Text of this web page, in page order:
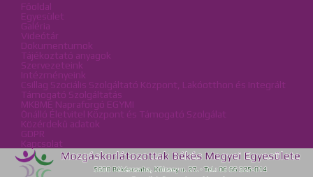
Főoldal
Egyesület
Galéria
Videótár
Dokumentumok
Tájékoztató anyagok
Szervezeteink
Intézményeink
Csillag Szociális Szolgáltató Központ, Lakóotthon és Integrált
Támogató Szolgáltatás
MKBME Napraforgó EGYMI
Önálló Életvitel Központ és Támogató Szolgálat
Közérdekű adatok
GDPR
Kapcsolat